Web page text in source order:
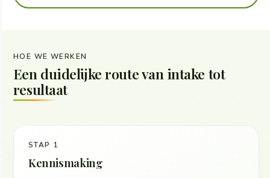
HOE WE WERKEN
Een duidelijke route van intake tot
resultaat
STAP 1
Kennismaking